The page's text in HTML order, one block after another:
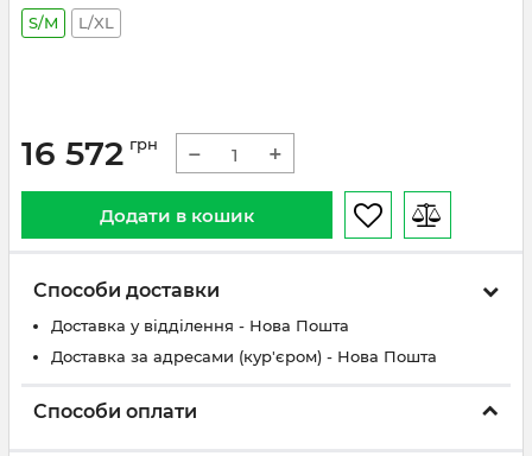
S/M L/XL
16 572 грн − +
Додати в кошик
Способи доставки
Доставка у відділення - Нова Пошта
Доставка за адресами (кур'єром) - Нова Пошта
Способи оплати